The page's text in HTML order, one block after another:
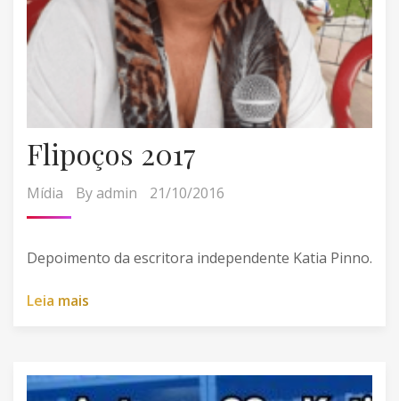
Flipoços 2017
Mídia Byadmin 21/10/2016
Depoimento da escritora independente Katia Pinno.
Leia mais